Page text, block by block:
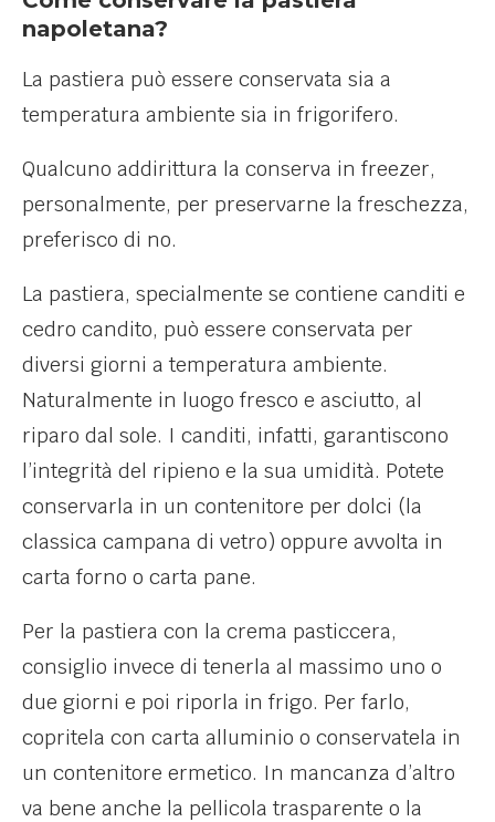
napoletana?
La pastiera può essere conservata sia a
temperatura ambiente sia in frigorifero.
Qualcuno addirittura la conserva in freezer,
personalmente, per preservarne la freschezza,
preferisco di no.
La pastiera, specialmente se contiene canditi e
cedro candito, può essere conservata per
diversi giorni a temperatura ambiente.
Naturalmente in luogo fresco e asciutto, al
riparo dal sole. I canditi, infatti, garantiscono
l’integrità del ripieno e la sua umidità. Potete
conservarla in un contenitore per dolci (la
classica campana di vetro) oppure avvolta in
carta forno o carta pane.
Per la pastiera con la crema pasticcera,
consiglio invece di tenerla al massimo uno o
due giorni e poi riporla in frigo. Per farlo,
copritela con carta alluminio o conservatela in
un contenitore ermetico. In mancanza d’altro
va bene anche la pellicola trasparente o la